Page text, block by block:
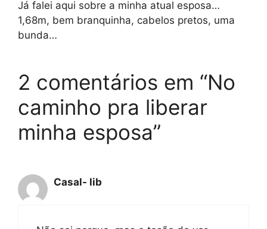
Já falei aqui sobre a minha atual esposa…
1,68m, bem branquinha, cabelos pretos, uma
bunda…
2 comentários em “No
caminho pra liberar
minha esposa”
Casal- lib